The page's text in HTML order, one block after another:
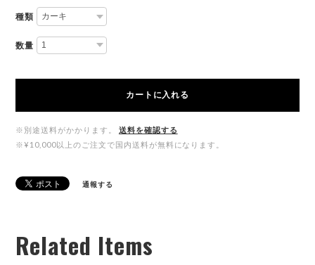
種類
数量
カートに入れる
※別途送料がかかります。
送料を確認する
※¥10,000以上のご注文で国内送料が無料になります。
通報する
Related Items